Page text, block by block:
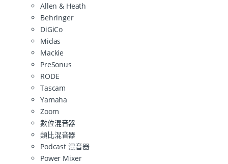
Allen & Heath
Behringer
DiGiCo
Midas
Mackie
PreSonus
RODE
Tascam
Yamaha
Zoom
數位混音器
類比混音器
Podcast 混音器
Power Mixer